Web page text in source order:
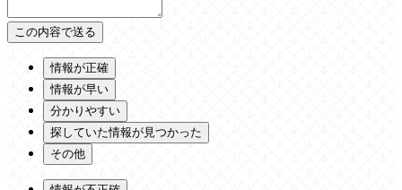
情報が正確
情報が早い
分かりやすい
探していた情報が見つかった
その他